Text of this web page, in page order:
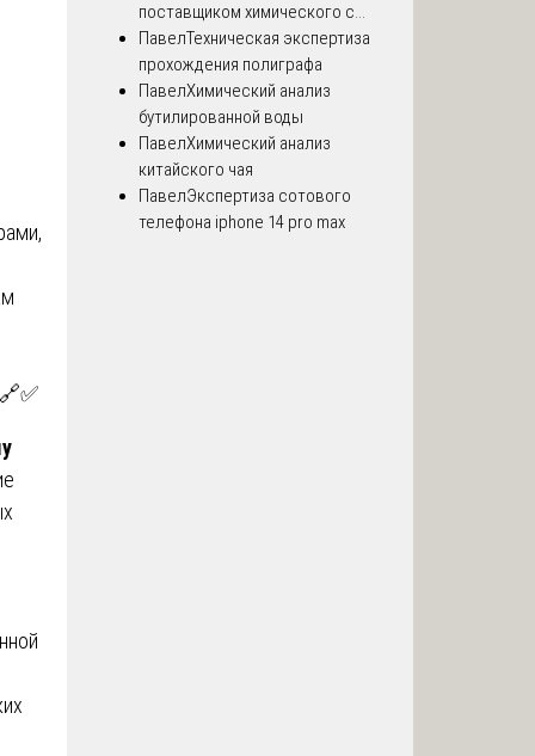
🔗✅
поставщиком химического с...
ПавелТехническая экспертиза
прохождения полиграфа
ПавелХимический анализ
бутилированной воды
ПавелХимический анализ
китайского чая
ПавелЭкспертиза сотового
телефона iphone 14 pro max